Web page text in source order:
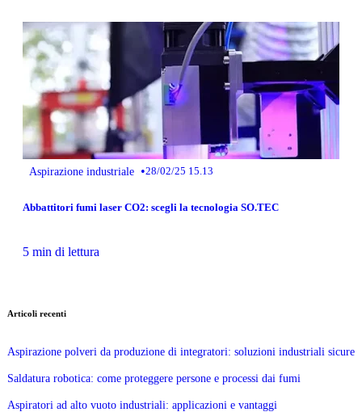
Aspirazione industriale •28/02/25 15.13
Abbattitori fumi laser CO2: scegli la tecnologia SO.TEC
5 min di lettura
Articoli recenti
Aspirazione polveri da produzione di integratori: soluzioni industriali sicure
Saldatura robotica: come proteggere persone e processi dai fumi
Aspiratori ad alto vuoto industriali: applicazioni e vantaggi